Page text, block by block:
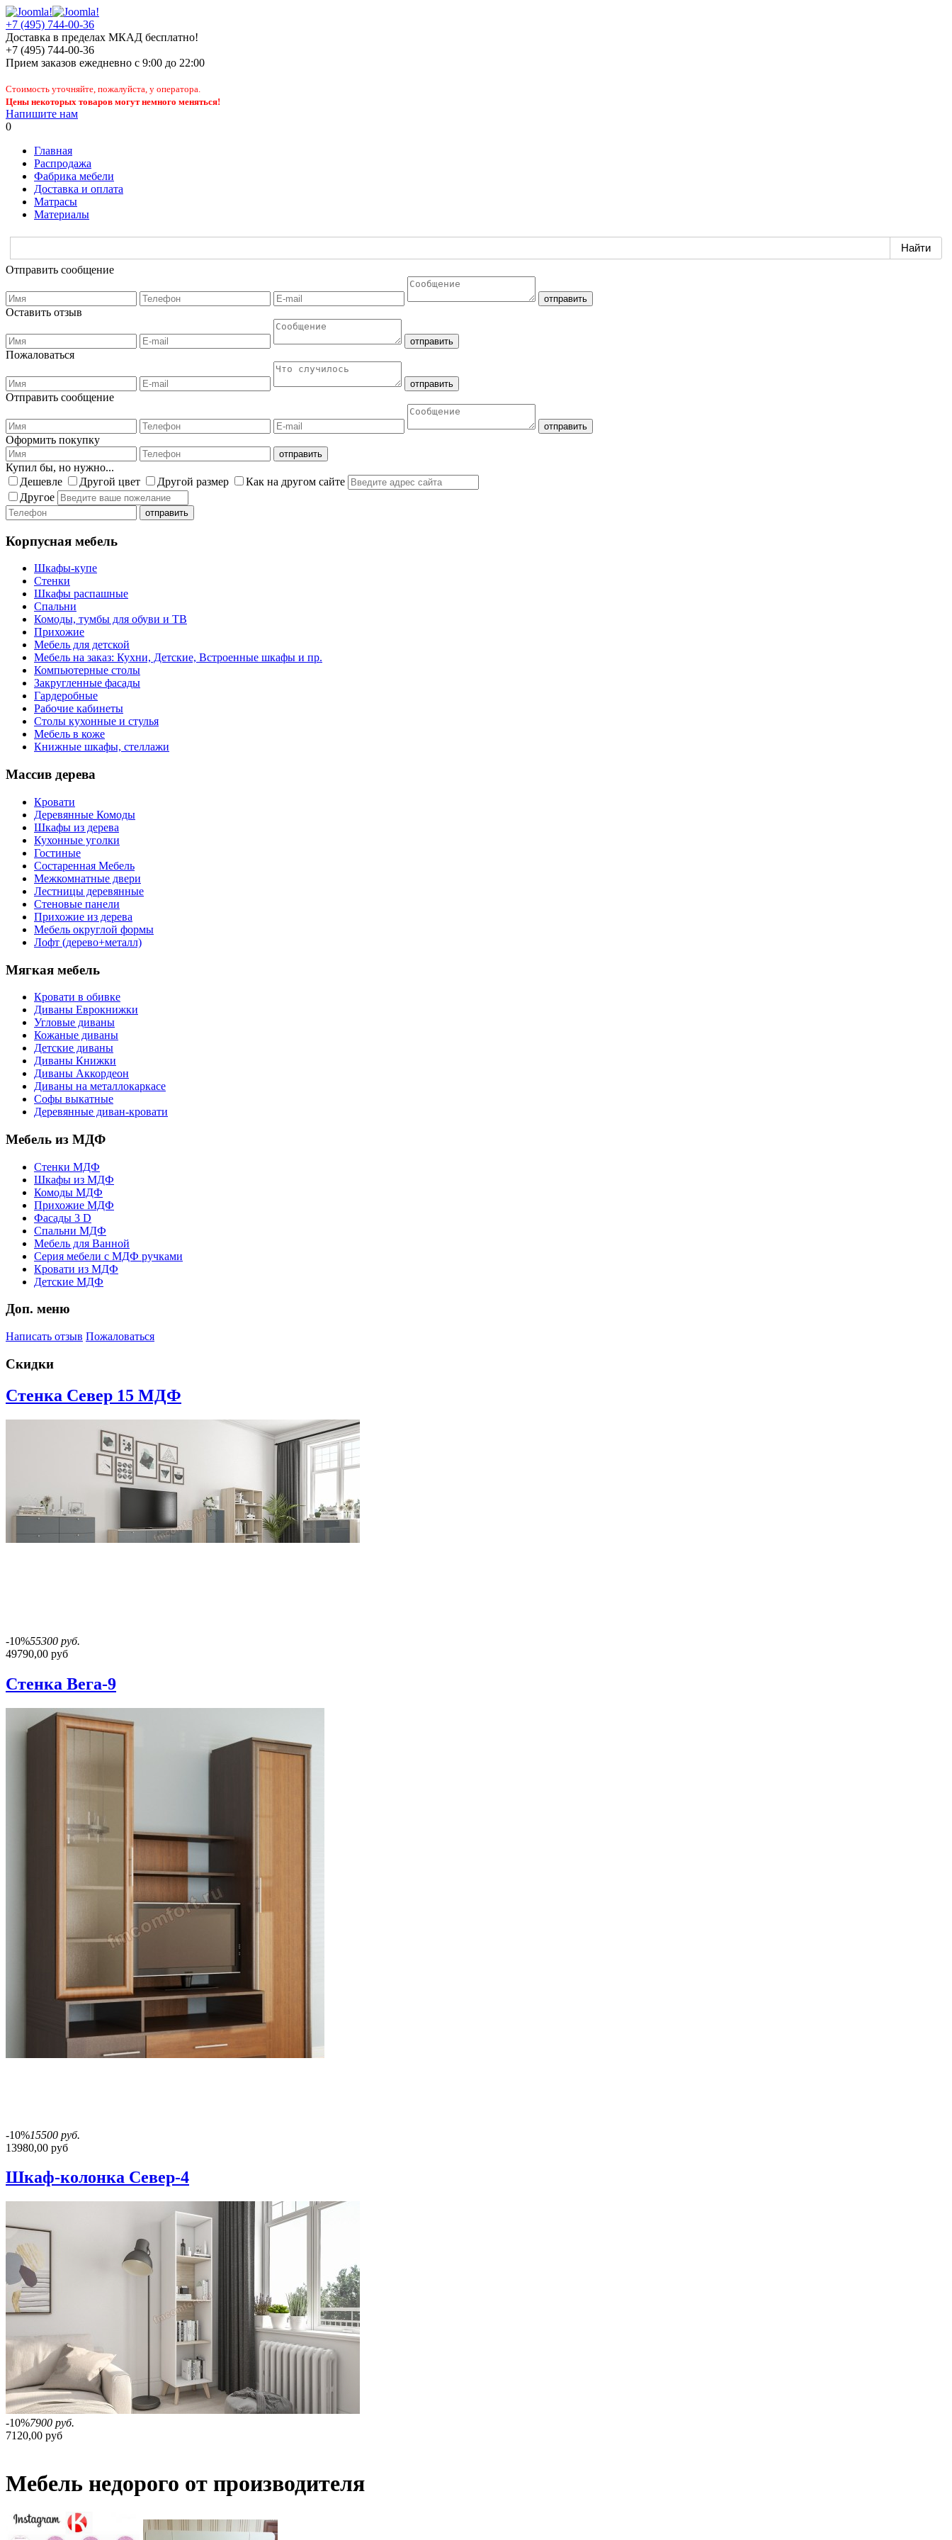
+7 (495) 744-00-36
Доставка в пределах МКАД бесплатно!
+7 (495) 744-00-36
Прием заказов ежедневно с 9:00 до 22:00
Стоимость уточняйте, пожалуйста, у оператора.
Цены некоторых товаров могут немного меняться!
Напишите нам
0
Главная
Распродажа
Фабрика мебели
Доставка и оплата
Матрасы
Материалы
Отправить сообщение
Оставить отзыв
Пожаловаться
Отправить сообщение
Оформить покупку
Купил бы, но нужно...
Дешевле
Другой цвет Другой размер
Как на другом сайте
Другое
Корпусная мебель
Шкафы-купе
Стенки
Шкафы распашные
Спальни
Комоды, тумбы для обуви и ТВ
Прихожие
Мебель для детской
Мебель на заказ: Кухни, Детские, Встроенные шкафы и пр.
Компьютерные столы
Закругленные фасады
Гардеробные
Рабочие кабинеты
Столы кухонные и стулья
Мебель в коже
Книжные шкафы, стеллажи
Массив дерева
Кровати
Деревянные Комоды
Шкафы из дерева
Кухонные уголки
Гостиные
Состаренная Мебель
Межкомнатные двери
Лестницы деревянные
Стеновые панели
Прихожие из дерева
Мебель округлой формы
Лофт (дерево+металл)
Мягкая мебель
Кровати в обивке
Диваны Еврокнижки
Угловые диваны
Кожаные диваны
Детские диваны
Диваны Книжки
Диваны Аккордеон
Диваны на металлокаркасе
Софы выкатные
Деревянные диван-кровати
Мебель из МДФ
Стенки МДФ
Шкафы из МДФ
Комоды МДФ
Прихожие МДФ
Фасады 3 D
Спальни МДФ
Мебель для Ванной
Серия мебели с МДФ ручками
Кровати из МДФ
Детские МДФ
Доп. меню
Написать отзыв Пожаловаться
Скидки
Стенка Север 15 МДФ
-10%55300 руб.
49790,00 руб
Стенка Вега-9
-10%15500 руб.
13980,00 руб
Шкаф-колонка Север-4
-10%7900 руб.
7120,00 руб
Мебель недорого от производителя